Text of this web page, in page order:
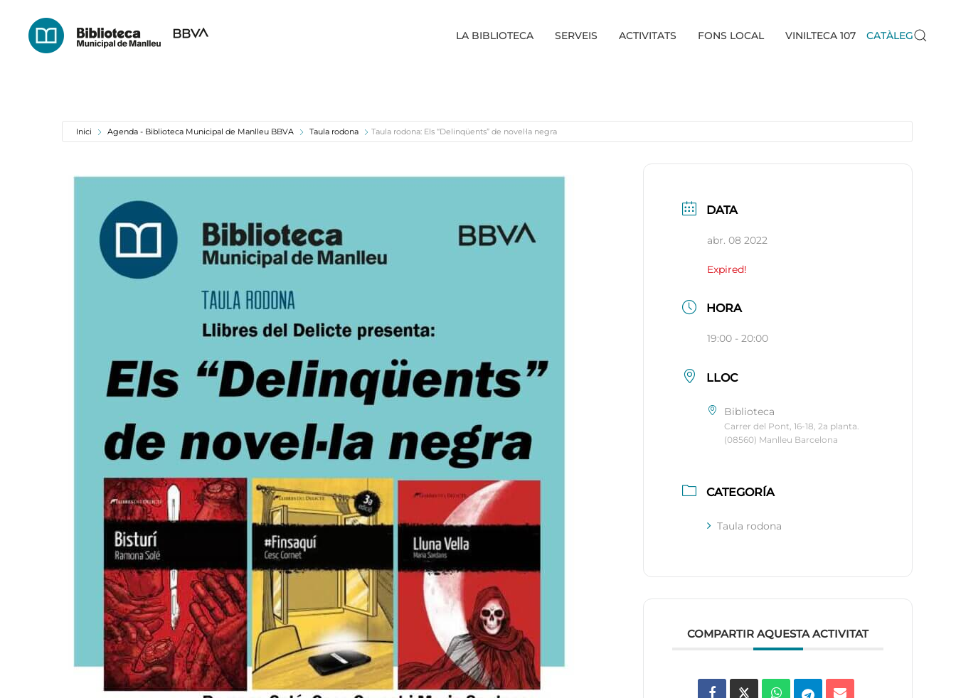
Skip
to
LA BIBLIOTECA SERVEIS ACTIVITATS FONS LOCAL VINILTECA 107 CATÀLEG
Inici Agenda - Biblioteca Municipal de Manlleu BBVA Taula rodona Taula rodona: Els “Delinqüents” de novel·la negra
DATA
abr. 08 2022
Expired!
HORA
19:00 - 20:00
LLOC
Biblioteca
Carrer del Pont, 16-18, 2a planta.
(08560) Manlleu Barcelona
CATEGORÍA
Taula rodona
COMPARTIR AQUESTA ACTIVITAT